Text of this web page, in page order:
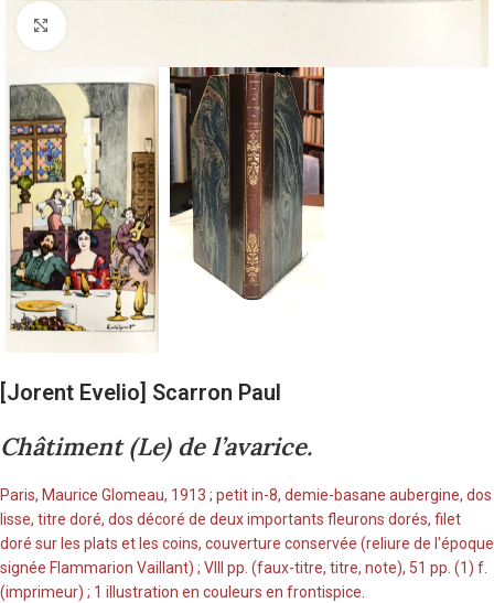
Cliquez pour agrandir
[Jorent Evelio] Scarron Paul
Châtiment (Le) de l’avarice.
Paris, Maurice Glomeau, 1913 ; petit in-8, demie-basane aubergine, dos
lisse, titre doré, dos décoré de deux importants fleurons dorés, filet
doré sur les plats et les coins, couverture conservée (reliure de l'époque
signée Flammarion Vaillant) ; VIII pp. (faux-titre, titre, note), 51 pp. (1) f.
(imprimeur) ; 1 illustration en couleurs en frontispice.